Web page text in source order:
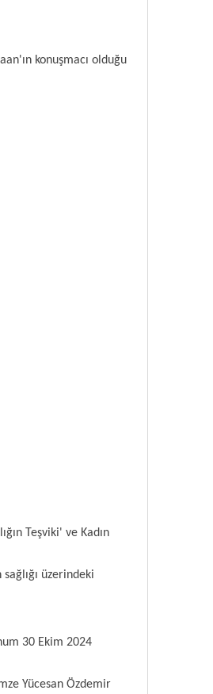
konuşmacı olduğu
Teşviki' ve Kadın
üzerindeki
30 Ekim 2024
Yücesan Özdemir